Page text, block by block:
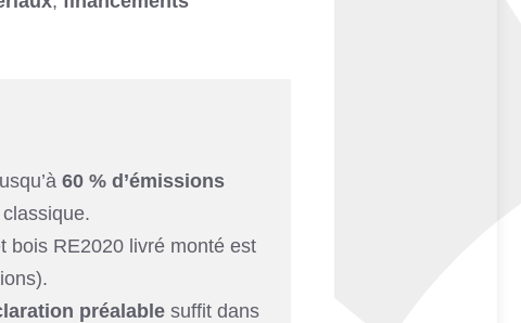
60 % d’émissions
bois RE2020 livré monté est
préalable suffit dans